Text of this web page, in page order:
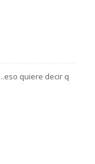
quiere decir q